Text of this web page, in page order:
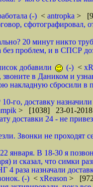
(-) < antropka >
20 минут никто
без проблем, и в СПСР
добавили
(-) <
звоните в Даником и
накладную сбросили
го, доставку
> [1038] 23-01-2018
доставки 24 - не
Звонки не
января. В 18-30 я
и сказал, что симки
4 раза назначали
(-) < xReason >